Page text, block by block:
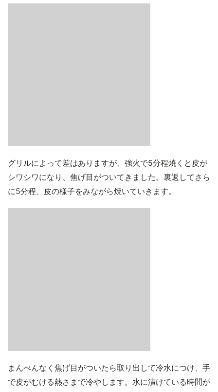
グリルによって差はありますが、強火で5分程焼くと皮が
シワシワになり、焦げ目がついてきました。裏返してさら
に5分程、皮の様子をみながら焼いていきます。
まんべんなく焦げ目がついたら取り出して冷水につけ、手
で皮がむける熱さまで冷やします。水に漬けている時間が